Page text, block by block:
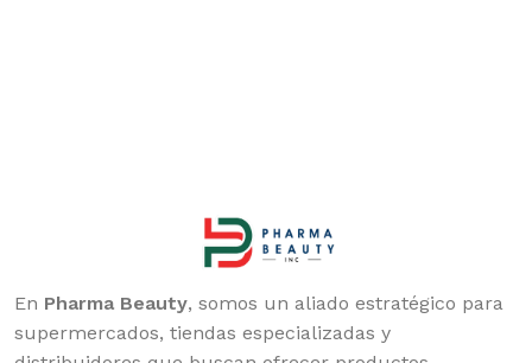
En Pharma Beauty, somos un aliado estratégico para
supermercados, tiendas especializadas y